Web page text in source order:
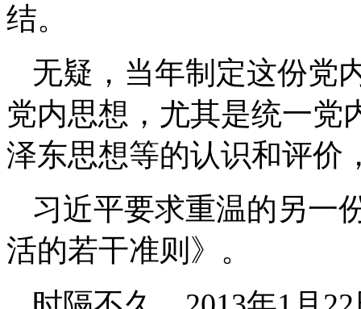
结。
无疑，当年制定这份党
党内思想，尤其是统一党
泽东思想等的认识和评价
习近平要求重温的另一
活的若干准则》。